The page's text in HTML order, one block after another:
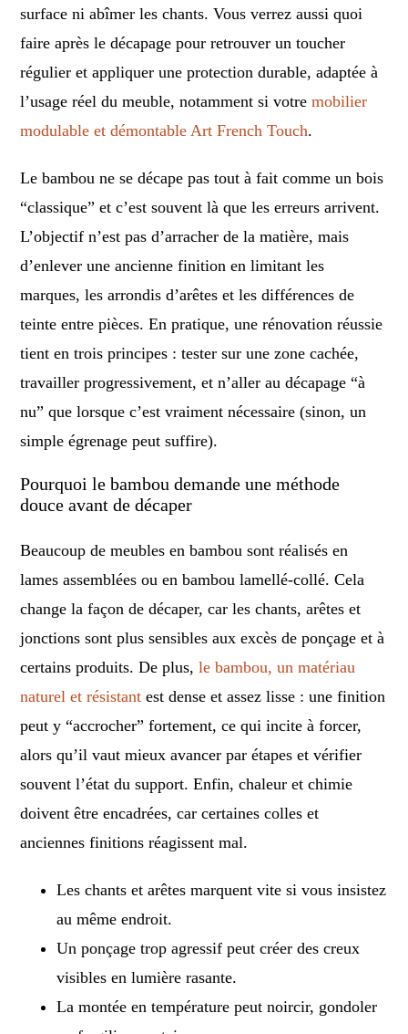
surface ni abîmer les chants. Vous verrez aussi quoi
faire après le décapage pour retrouver un toucher
régulier et appliquer une protection durable, adaptée à
l’usage réel du meuble, notamment si votremobilier
modulable et démontable Art French Touch.
Le bambou ne se décape pas tout à fait comme un bois
“classique” et c’est souvent là que les erreurs arrivent.
L’objectif n’est pas d’arracher de la matière, mais
d’enlever une ancienne finition en limitant les
marques, les arrondis d’arêtes et les différences de
teinte entre pièces. En pratique, une rénovation réussie
tient en trois principes : tester sur une zone cachée,
travailler progressivement, et n’aller au décapage “à
nu” que lorsque c’est vraiment nécessaire (sinon, un
simple égrenage peut suffire).
Pourquoi le bambou demande une méthode
douce avant de décaper
Beaucoup de meubles en bambou sont réalisés en
lames assemblées ou en bambou lamellé-collé. Cela
change la façon de décaper, car les chants, arêtes et
jonctions sont plus sensibles aux excès de ponçage et à
certains produits. De plus,le bambou, un matériau
naturel et résistant est dense et assez lisse : une finition
peut y “accrocher” fortement, ce qui incite à forcer,
alors qu’il vaut mieux avancer par étapes et vérifier
souvent l’état du support. Enfin, chaleur et chimie
doivent être encadrées, car certaines colles et
anciennes finitions réagissent mal.
Les chants et arêtes marquent vite si vous insistez
au même endroit.
Un ponçage trop agressif peut créer des creux
visibles en lumière rasante.
La montée en température peut noircir, gondoler